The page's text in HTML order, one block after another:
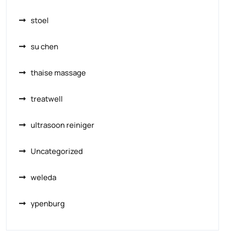
stoel
su chen
thaise massage
treatwell
ultrasoon reiniger
Uncategorized
weleda
ypenburg